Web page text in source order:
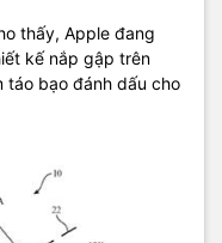
thấy, Apple đang
kế nắp gập trên
táo bạo đánh dấu cho